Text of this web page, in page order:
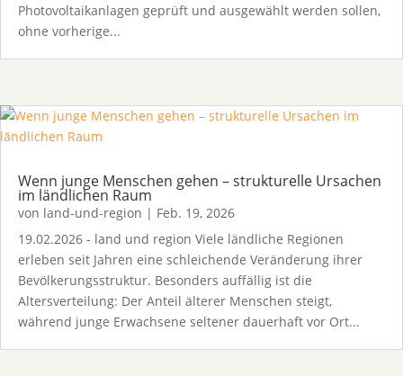
Photovoltaikanlagen geprüft und ausgewählt werden sollen,
ohne vorherige...
Wenn junge Menschen gehen – strukturelle Ursachen
im ländlichen Raum
von land-und-region | Feb. 19, 2026
19.02.2026 - land und region Viele ländliche Regionen
erleben seit Jahren eine schleichende Veränderung ihrer
Bevölkerungsstruktur. Besonders auffällig ist die
Altersverteilung: Der Anteil älterer Menschen steigt,
während junge Erwachsene seltener dauerhaft vor Ort...